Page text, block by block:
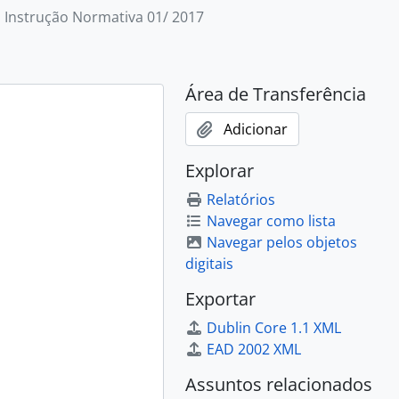
Instrução Normativa 01/ 2017
Área de Transferência
Adicionar
Explorar
Relatórios
Navegar como lista
Navegar pelos objetos
digitais
Exportar
Dublin Core 1.1 XML
EAD 2002 XML
Assuntos relacionados